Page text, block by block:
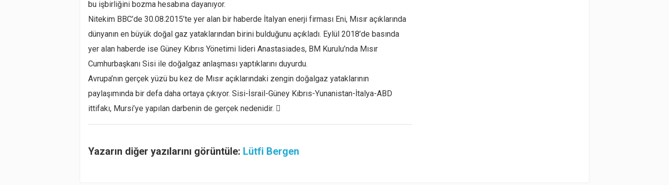
bu işbirliğini bozma hesabına dayanıyor.
Nitekim BBC’de 30.08.2015’te yer alan bir haberde İtalyan enerji firması Eni, Mısır açıklarında
dünyanın en büyük doğal gaz yataklarından birini bulduğunu açıkladı. Eylül 2018’de basında
yer alan haberde ise Güney Kıbrıs Yönetimi lideri Anastasiades, BM Kurulu’nda Mısır
Cumhurbaşkanı Sisi ile doğalgaz anlaşması yaptıklarını duyurdu.
Avrupa’nın gerçek yüzü bu kez de Mısır açıklarındaki zengin doğalgaz yataklarının
paylaşımında bir defa daha ortaya çıkıyor. Sisi-İsrail-Güney Kıbrıs-Yunanistan-İtalya-ABD
ittifakı, Mursi’ye yapılan darbenin de gerçek nedenidir. 
Yazarın diğer yazılarını görüntüle: Lütfi Bergen